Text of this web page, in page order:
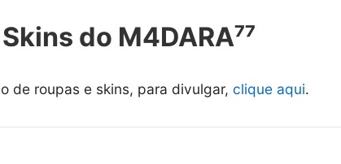
do ㅤM4DARA⁷⁷
de roupas e skins, para divulgar, clique aqui.